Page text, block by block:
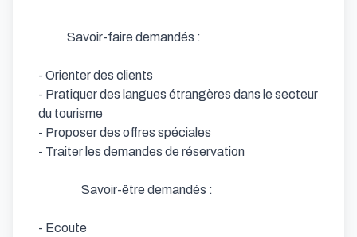
- Orienter des clients
- Pratiquer des langues étrangères dans le secteur
du tourisme
- Proposer des offres spéciales
- Traiter les demandes de réservation
- Ecoute